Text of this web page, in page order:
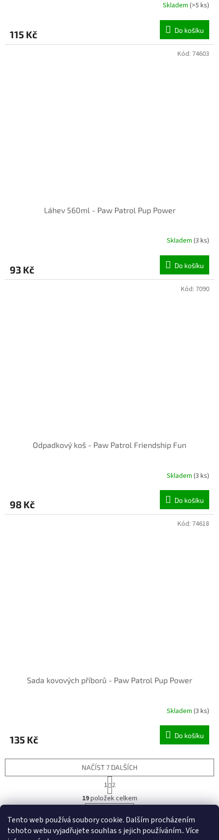
Tento web používá soubory cookie. Dalším procházením
tohoto webu vyjadřujete souhlas s jejich používáním.. Více
Skladem (>5 ks)
115 Kč Do košíku
Láhev 560ml - Paw Patrol Pup Power
Skladem (3 ks)
93 Kč Do košíku
Kód: 74603
Odpadkový koš - Paw Patrol Friendship Fun
Skladem (3 ks)
98 Kč Do košíku
Kód: 7090
Sada kovových příborů - Paw Patrol Pup Power
Skladem (3 ks)
135 Kč Do košíku
Kód: 74618
O
v
á
d
NAČÍST 7 DALŠÍCH
S
t
r
á
k
o
1 2
19položek celkem